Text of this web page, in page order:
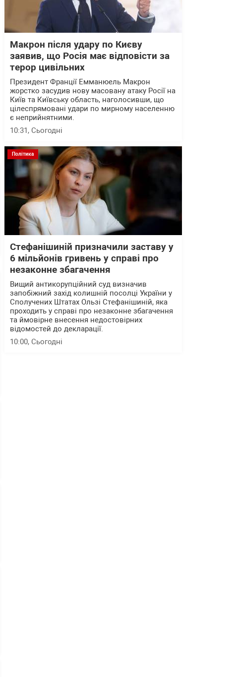
Макрон після удару по Києву
заявив, що Росія має відповісти за
терор цивільних
Президент Франції Емманюель Макрон
жорстко засудив нову масовану атаку Росії на
Київ та Київську область, наголосивши, що
цілеспрямовані удари по мирному населенню
є неприйнятними.
10:31, Сьогодні
Політика
Стефанішиній призначили заставу у
6 мільйонів гривень у справі про
незаконне збагачення
Вищий антикорупційний суд визначив
запобіжний захід колишній посолці України у
Сполучених Штатах Ользі Стефанішиній, яка
проходить у справі про незаконне збагачення
та ймовірне внесення недостовірних
відомостей до декларації.
10:00, Сьогодні